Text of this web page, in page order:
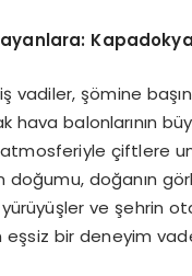
Kapadokya
vadiler, şömine
hava balonlarının
çiftlere
doğumu, doğanın
ve şehrin
bir deneyim